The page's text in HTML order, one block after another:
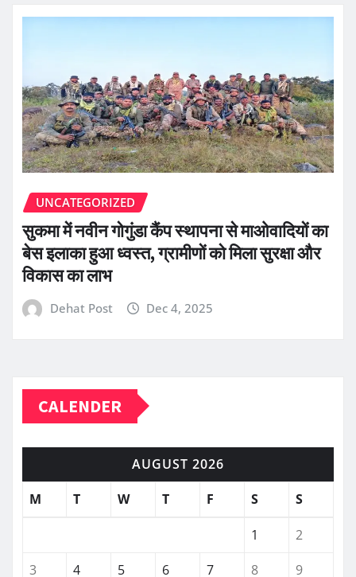
UNCATEGORIZED
सुकमा में नवीन गोगुंडा कैंप स्थापना से माओवादियों का
बेस इलाका हुआ ध्वस्त, ग्रामीणों को मिला सुरक्षा और
विकास का लाभ
Dehat Post Dec 4, 2025
CALENDER
AUGUST 2026
M
T W T F S S
1
2
3
4 5 6 7 8 9